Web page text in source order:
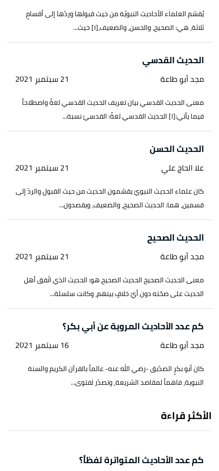
يُقسّم العلماء الأحاديث النبويّة من حيث قبولها وردّها إلى أقسامٍ
ثلاثة، هي: الصحيح، والحسن، والضعيف،[١] حيث...
الحديث القدسي
مجد أبو طاعة 21 سبتمبر 2021
معنى الحديث القدسي بيان تعريف الحديث القدسي لغةً واصطلاحاً
فيما يأتي:[١] الحديث القدسي لغةً: القدسيّ نسبة...
الحديث الحسن
علا الحاج علي 21 سبتمبر 2021
كان علماء الحديث النبويّ يقسّمون الحديث من حيث القبول والردّ إلى
قسمين، هما: الحديث الصحيح، والضعيف، ويقصدون...
الحديث الصحيح
مجد أبو طاعة 21 سبتمبر 2021
معنى الحديث الصحيح الحديث الصحيح هو: الحديث الذي اتّفق أهل
الحديث على صحّته دون أيّ خلافٍ بينهم، وكانت سلسلة...
كم عدد الأحاديث المروية عن أبي بكر؟
مجد أبو طاعة 16 سبتمبر 2021
كان أبو بكرٍ الصدّيق -رضي الله عنه- عالماً بالقرآن الكريم والسنة
النبوية، فاهماً لمقاصد الشريعة، وتصدّر لفتوى...
الأكثر قراءة
كم عدد الأحاديث المتواترة لفظاً؟